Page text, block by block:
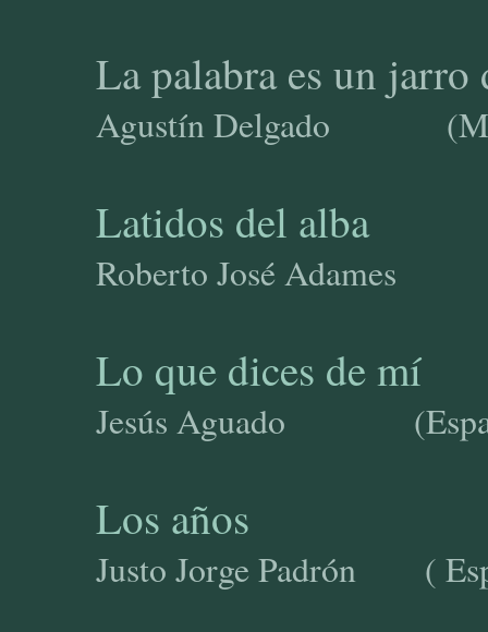
La palabra es un jarro
Agustín Delgado
Latidos del alba
Roberto José Adames
Lo que dices de mí
Jesús Aguado
Los años
Justo Jorge Padrón (